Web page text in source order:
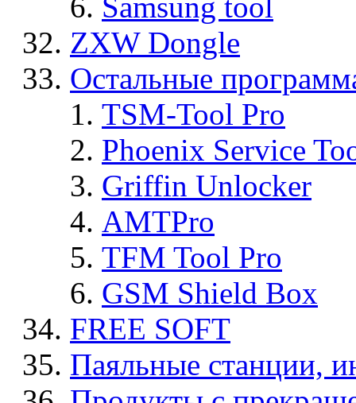
Samsung tool
ZXW Dongle
Остальные
TSM-Tool Pro
Phoenix Service
Griffin Unlocker
AMTPro
TFM Tool Pro
GSM Shield Box
FREE SOFT
Паяльные станции,